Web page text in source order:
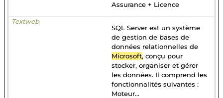
Assurance + Licence
SQL Server est un système
de gestion de bases de
données relationnelles de
Microsoft, conçu pour
stocker, organiser et gérer
les données. Il comprend les
fonctionnalités suivantes :
Moteur...